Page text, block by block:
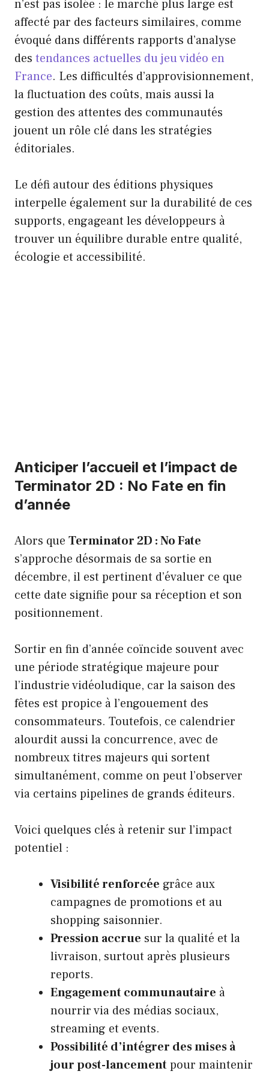
n’est pas isolée : le marché plus large est
affecté par des facteurs similaires, comme
évoqué dans différents rapports d’analyse
des tendances actuelles du jeu vidéo en
France. Les difficultés d’approvisionnement,
la fluctuation des coûts, mais aussi la
gestion des attentes des communautés
jouent un rôle clé dans les stratégies
éditoriales.
Le défi autour des éditions physiques
interpelle également sur la durabilité de ces
supports, engageant les développeurs à
trouver un équilibre durable entre qualité,
écologie et accessibilité.
Anticiper l’accueil et l’impact de
Terminator 2D : No Fate en fin
d’année
Alors que Terminator 2D : No Fate
s’approche désormais de sa sortie en
décembre, il est pertinent d’évaluer ce que
cette date signifie pour sa réception et son
positionnement.
Sortir en fin d’année coïncide souvent avec
une période stratégique majeure pour
l’industrie vidéoludique, car la saison des
fêtes est propice à l’engouement des
consommateurs. Toutefois, ce calendrier
alourdit aussi la concurrence, avec de
nombreux titres majeurs qui sortent
simultanément, comme on peut l’observer
via certains pipelines de grands éditeurs.
Voici quelques clés à retenir sur l’impact
potentiel :
Visibilité renforcée grâce aux
campagnes de promotions et au
shopping saisonnier.
Pression accrue sur la qualité et la
livraison, surtout après plusieurs
reports.
Engagement communautaire à
nourrir via des médias sociaux,
streaming et events.
Possibilité d’intégrer des mises à
jour post-lancementpour maintenir